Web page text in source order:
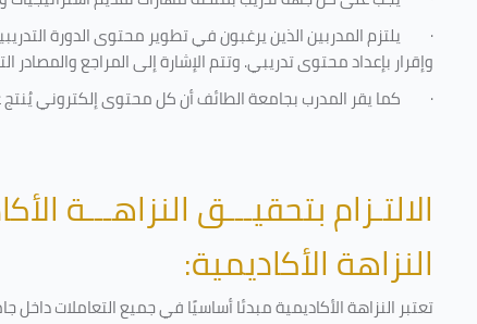
· يلتزم المدربين الذين يرغبون في تطوير محتوى الدورة
وإقرار بإعداد محتوى تدريبي. وتتم الإشارة إلى المراجع
· كما يقر المدرب بجامعة الطائف أن كل محتوى إلكتروني
الالتـزام بتحقيـــق النزاهـــة
النزاهة الأكاديمية:
تعتبر النزاهة الأكاديمية مبدئا أساسيًا في جميع التعاملات